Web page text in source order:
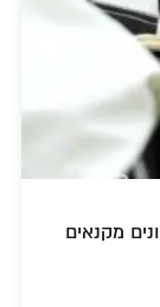
מקנאים